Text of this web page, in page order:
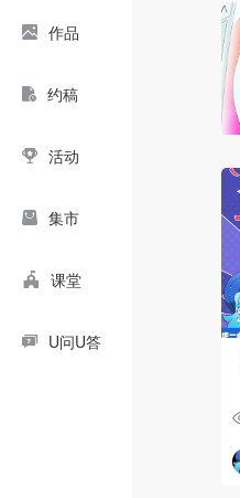
作品
约稿
活动
集市
课堂
U问U答